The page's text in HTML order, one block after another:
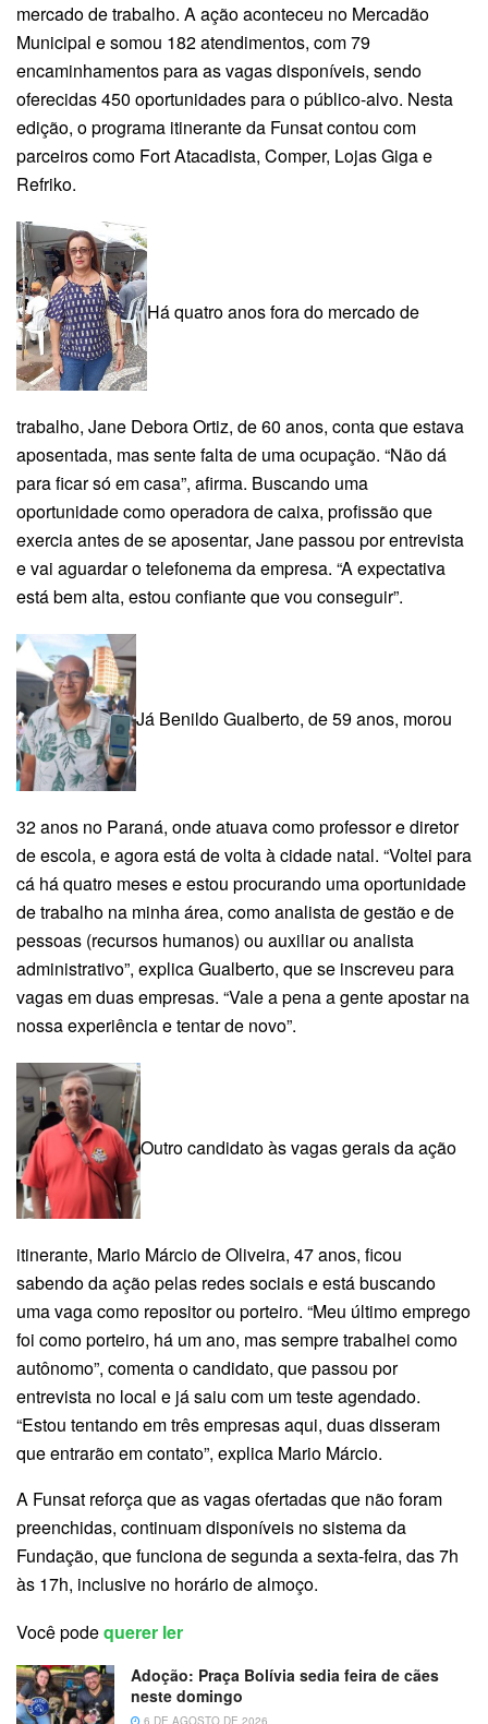
mercado de trabalho. A ação aconteceu no Mercadão
Municipal e somou 182 atendimentos, com 79
encaminhamentos para as vagas disponíveis, sendo
oferecidas 450 oportunidades para o público-alvo. Nesta
edição, o programa itinerante da Funsat contou com
parceiros como Fort Atacadista, Comper, Lojas Giga e
Refriko.
Há quatro anos fora do mercado de
trabalho, Jane Debora Ortiz, de 60 anos, conta que estava
aposentada, mas sente falta de uma ocupação. “Não dá
para ficar só em casa”, afirma. Buscando uma
oportunidade como operadora de caixa, profissão que
exercia antes de se aposentar, Jane passou por entrevista
e vai aguardar o telefonema da empresa. “A expectativa
está bem alta, estou confiante que vou conseguir”.
Já Benildo Gualberto, de 59 anos, morou
32 anos no Paraná, onde atuava como professor e diretor
de escola, e agora está de volta à cidade natal. “Voltei para
cá há quatro meses e estou procurando uma oportunidade
de trabalho na minha área, como analista de gestão e de
pessoas (recursos humanos) ou auxiliar ou analista
administrativo”, explica Gualberto, que se inscreveu para
vagas em duas empresas. “Vale a pena a gente apostar na
nossa experiência e tentar de novo”.
Outro candidato às vagas gerais da ação
itinerante, Mario Márcio de Oliveira, 47 anos, ficou
sabendo da ação pelas redes sociais e está buscando
uma vaga como repositor ou porteiro. “Meu último emprego
foi como porteiro, há um ano, mas sempre trabalhei como
autônomo”, comenta o candidato, que passou por
entrevista no local e já saiu com um teste agendado.
“Estou tentando em três empresas aqui, duas disseram
que entrarão em contato”, explica Mario Márcio.
A Funsat reforça que as vagas ofertadas que não foram
preenchidas, continuam disponíveis no sistema da
Fundação, que funciona de segunda a sexta-feira, das 7h
às 17h, inclusive no horário de almoço.
Você podequerer ler
Adoção: Praça Bolívia sedia feira de cães
neste domingo